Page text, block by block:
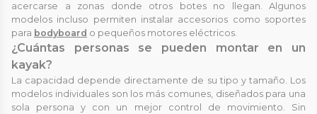
acercarse a zonas donde otros botes no llegan. Algunos
modelos incluso permiten instalar accesorios como soportes
para bodyboard o pequeños motores eléctricos.
¿Cuántas personas se pueden montar en un
kayak?
La capacidad depende directamente de su tipo y tamaño. Los
modelos individuales son los más comunes, diseñados para una
sola persona y con un mejor control de movimiento. Sin